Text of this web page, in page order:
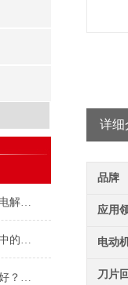
电解铜板破碎机：高效破碎电解铜板的回收核心
电解铜板破碎机在废铜回收中的应用
机加工铝屑压饼机哪个品牌好？恩派特以专业与高效
详细
品牌
应用
电动
刀片